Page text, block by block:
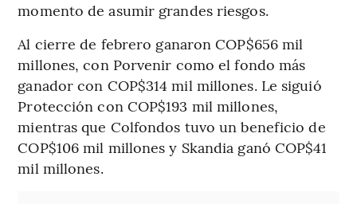
momento de asumir grandes riesgos.
Al cierre de febrero ganaron COP$656 mil
millones, con Porvenir como el fondo más
ganador con COP$314 mil millones. Le siguió
Protección con COP$193 mil millones,
mientras que Colfondos tuvo un beneficio de
COP$106 mil millones y Skandia ganó COP$41
mil millones.